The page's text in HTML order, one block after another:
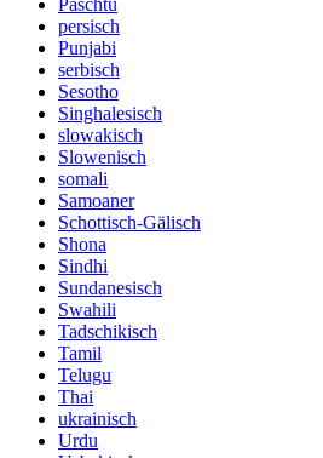
Paschtu
persisch
Punjabi
serbisch
Sesotho
Singhalesisch
slowakisch
Slowenisch
somali
Samoaner
Schottisch-Gälisch
Shona
Sindhi
Sundanesisch
Swahili
Tadschikisch
Tamil
Telugu
Thai
ukrainisch
Urdu